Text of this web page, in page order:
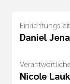
Daniel
Nicole Lauk